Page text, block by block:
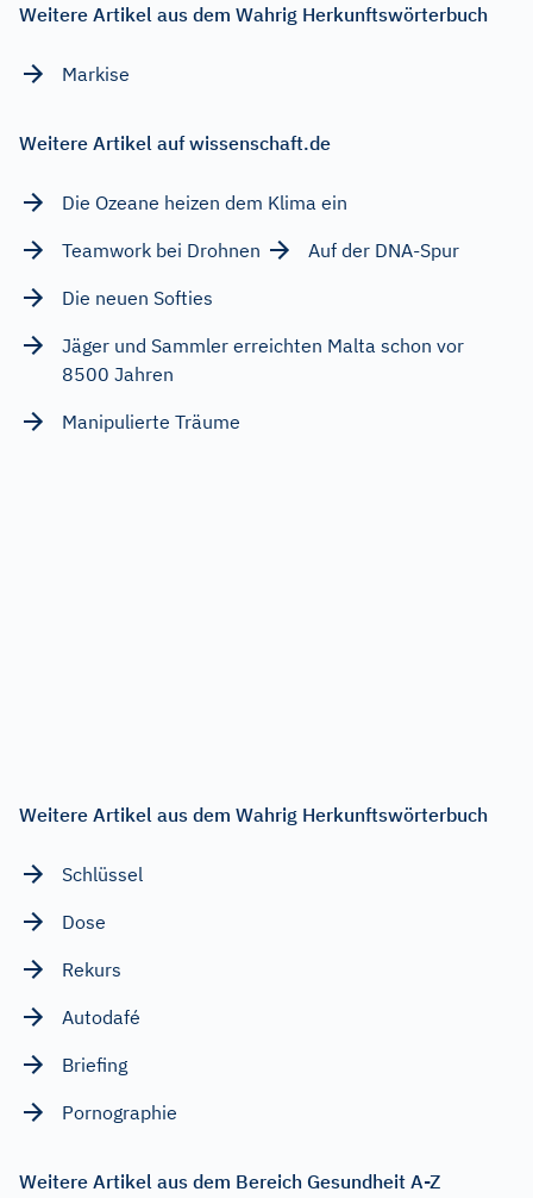
Weitere Artikel aus dem Wahrig Herkunftswörterbuch
Markise
Weitere Artikel auf wissenschaft.de
Die Ozeane heizen dem Klima ein
Teamwork bei Drohnen
Auf der DNA-Spur
Die neuen Softies
Jäger und Sammler erreichten Malta schon vor
8500 Jahren
Manipulierte Träume
Weitere Artikel aus dem Wahrig Herkunftswörterbuch
Schlüssel
Dose
Rekurs
Autodafé
Briefing
Pornographie
Weitere Artikel aus dem Bereich Gesundheit A-Z